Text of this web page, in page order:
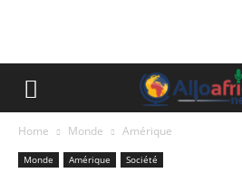
Home Monde Amérique
Monde Amérique Société